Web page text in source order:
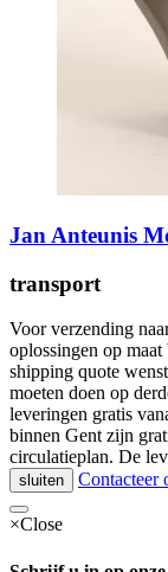
Jan Anteunis
transport
Voor verzending
oplossingen op
shipping quote
moeten doen op
leveringen gratis
binnen Gent zijn
circulatieplan. De
sluiten Contacteer
×Close